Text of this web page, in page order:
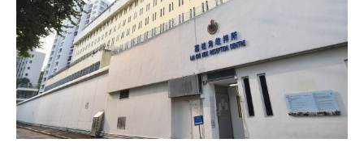
男
犯
床
单
吊
颈
惩
教
人